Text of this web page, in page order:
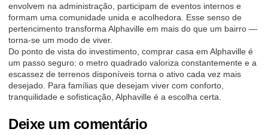
envolvem na administração, participam de eventos internos e
formam uma comunidade unida e acolhedora. Esse senso de
pertencimento transforma Alphaville em mais do que um bairro —
torna-se um modo de viver.
Do ponto de vista do investimento, comprar casa em Alphaville é
um passo seguro: o metro quadrado valoriza constantemente e a
escassez de terrenos disponíveis torna o ativo cada vez mais
desejado. Para famílias que desejam viver com conforto,
tranquilidade e sofisticação, Alphaville é a escolha certa.
Deixe um comentário